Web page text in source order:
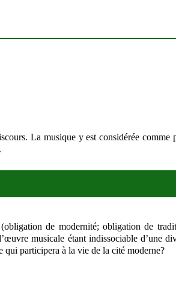
La musique y est considérée comme
(obligation de modernité; obligation de
musicale étant indissociable d’une
participera à la vie de la cité moderne?